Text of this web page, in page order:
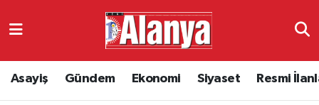
Asayiş Gündem Ekonomi Siyaset Resmi